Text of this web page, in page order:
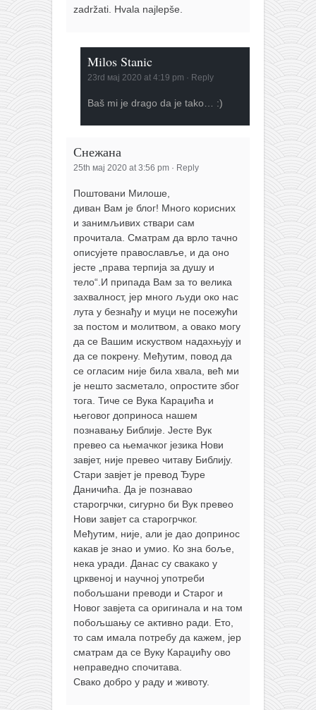
zadržati. Hvala najlepše.
Milos Stanic
23rd мај 2020 at 4:19 pm · Reply
Baš mi je drago da je tako… :)
Снежана
25th мај 2020 at 3:56 pm · Reply
Поштовани Милоше,
диван Вам је блог! Много корисних
и занимљивих ствари сам
прочитала. Сматрам да врло тачно
описујете православље, и да оно
јесте „права терпија за душу и
тело“.И припада Вам за то велика
захвалност, јер много људи око нас
лута у безнађу и муци не посежући
за постом и молитвом, а овако могу
да се Вашим искуством надахњују и
да се покрену. Међутим, повод да
се огласим није била хвала, већ ми
је нешто засметало, опростите због
тога. Тиче се Вука Караџића и
његовог доприноса нашем
познавању Библије. Јесте Вук
превео са њемачког језика Нови
завјет, није превео читаву Библију.
Стари завјет је превод Ђуре
Даничића. Да је познавао
старогрчки, сигурно би Вук превео
Нови завјет са старогрчког.
Међутим, није, али је дао допринос
какав је знао и умио. Ко зна боље,
нека уради. Данас су свакако у
црквеној и научној употреби
побољшани преводи и Старог и
Новог завјета са оригинала и на том
побољшању се активно ради. Ето,
то сам имала потребу да кажем, јер
сматрам да се Вуку Караџићу ово
неправедно спочитава.
Свако добро у раду и животу.